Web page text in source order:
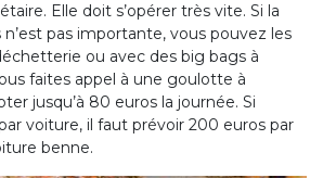
Elle doit s’opérer très vite. Si la
pas importante, vous pouvez les
ou avec des big bags à
faites appel à une goulotte à
jusqu’à 80 euros la journée. Si
voiture, il faut prévoir 200 euros par
benne.